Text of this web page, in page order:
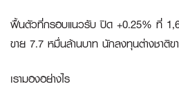
ฟื้นตัวที่กรอบแนวรับ ปิด +0.25% ที่
ขาย 7.7 หมื่นล้านบาท นักลงทุนต่างชาติข
เรามองอย่างไร